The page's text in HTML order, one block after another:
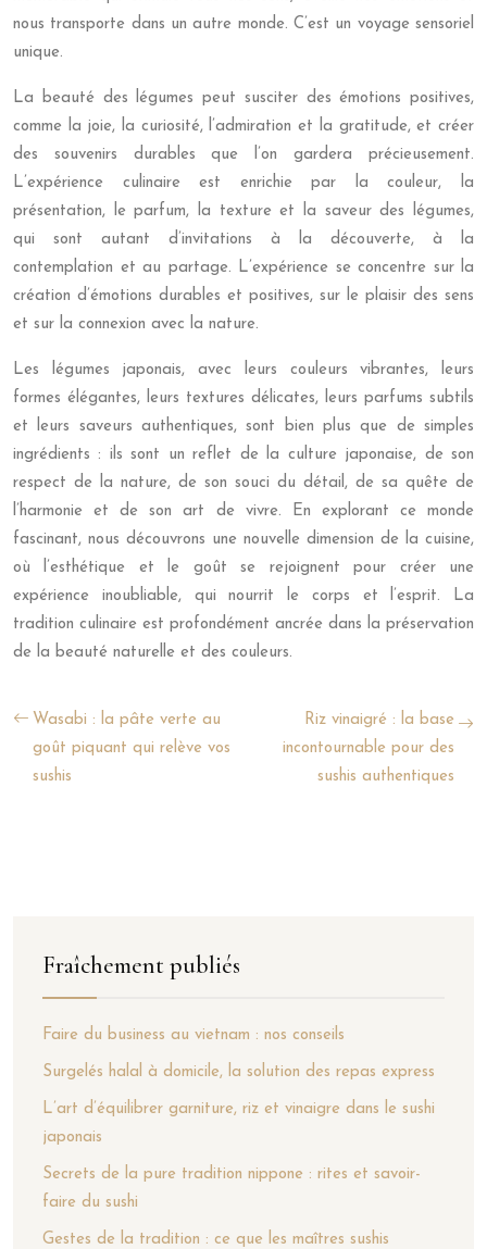
nous transporte dans un autre monde. C’est un voyage sensoriel
unique.
La beauté des légumes peut susciter des émotions positives,
comme la joie, la curiosité, l’admiration et la gratitude, et créer
des souvenirs durables que l’on gardera précieusement.
L’expérience culinaire est enrichie par la couleur, la
présentation, le parfum, la texture et la saveur des légumes,
qui sont autant d’invitations à la découverte, à la
contemplation et au partage. L’expérience se concentre sur la
création d’émotions durables et positives, sur le plaisir des sens
et sur la connexion avec la nature.
Les légumes japonais, avec leurs couleurs vibrantes, leurs
formes élégantes, leurs textures délicates, leurs parfums subtils
et leurs saveurs authentiques, sont bien plus que de simples
ingrédients : ils sont un reflet de la culture japonaise, de son
respect de la nature, de son souci du détail, de sa quête de
l’harmonie et de son art de vivre. En explorant ce monde
fascinant, nous découvrons une nouvelle dimension de la cuisine,
où l’esthétique et le goût se rejoignent pour créer une
expérience inoubliable, qui nourrit le corps et l’esprit. La
tradition culinaire est profondément ancrée dans la préservation
de la beauté naturelle et des couleurs.
Wasabi : la pâte verte au
goût piquant qui relève vos
sushis
Riz vinaigré : la base
incontournable pour des
sushis authentiques
Fraîchement publiés
Faire du business au vietnam : nos conseils
Surgelés halal à domicile, la solution des repas express
L’art d’équilibrer garniture, riz et vinaigre dans le sushi
japonais
Secrets de la pure tradition nippone : rites et savoir-
faire du sushi
Gestes de la tradition : ce que les maîtres sushis